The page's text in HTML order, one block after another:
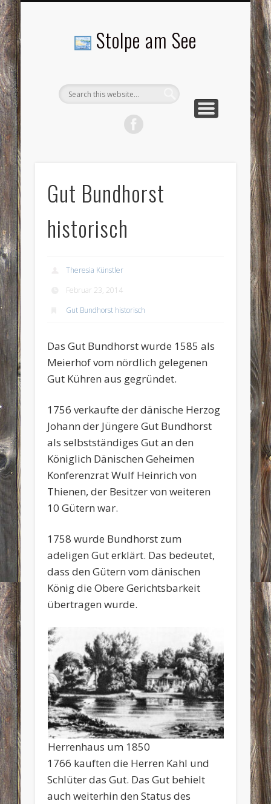
Stolpe am See
Gut Bundhorst
historisch
Theresia Künstler
Februar 23, 2014
Gut Bundhorst historisch
Das Gut Bundhorst wurde 1585 als
Meierhof vom nördlich gelegenen
Gut Kühren aus gegründet.
1756 verkaufte der dänische Herzog
Johann der Jüngere Gut Bundhorst
als selbstständiges Gut an den
Königlich Dänischen Geheimen
Konferenzrat Wulf Heinrich von
Thienen, der Besitzer von weiteren
10 Gütern war.
1758 wurde Bundhorst zum
adeligen Gut erklärt. Das bedeutet,
dass den Gütern vom dänischen
König die Obere Gerichtsbarkeit
übertragen wurde.
Herrenhaus um 1850
1766 kauften die Herren Kahl und
Schlüter das Gut. Das Gut behielt
auch weiterhin den Status des